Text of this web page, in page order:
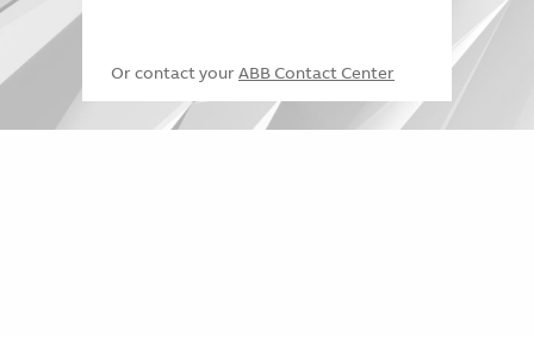
Or contact your ABB Contact Center